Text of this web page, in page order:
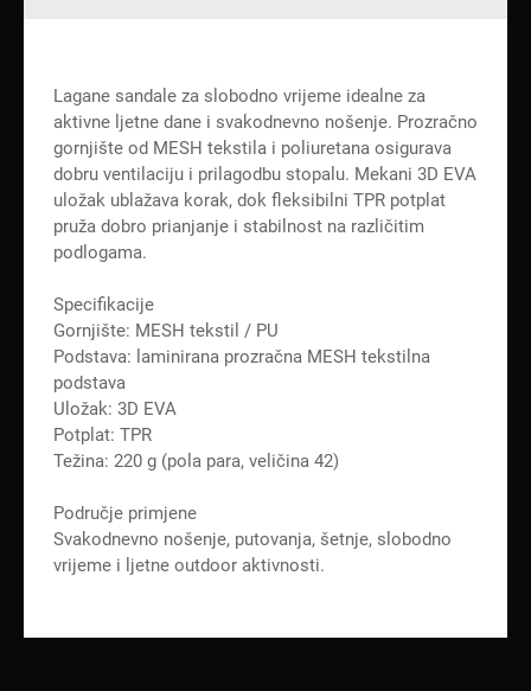
Lagane sandale za slobodno vrijeme idealne za
aktivne ljetne dane i svakodnevno nošenje. Prozračno
gornjište od MESH tekstila i poliuretana osigurava
dobru ventilaciju i prilagodbu stopalu. Mekani 3D EVA
uložak ublažava korak, dok fleksibilni TPR potplat
pruža dobro prianjanje i stabilnost na različitim
podlogama.
Specifikacije
Gornjište: MESH tekstil / PU
Podstava: laminirana prozračna MESH tekstilna
podstava
Uložak: 3D EVA
Potplat: TPR
Težina: 220 g (pola para, veličina 42)
Područje primjene
Svakodnevno nošenje, putovanja, šetnje, slobodno
vrijeme i ljetne outdoor aktivnosti.